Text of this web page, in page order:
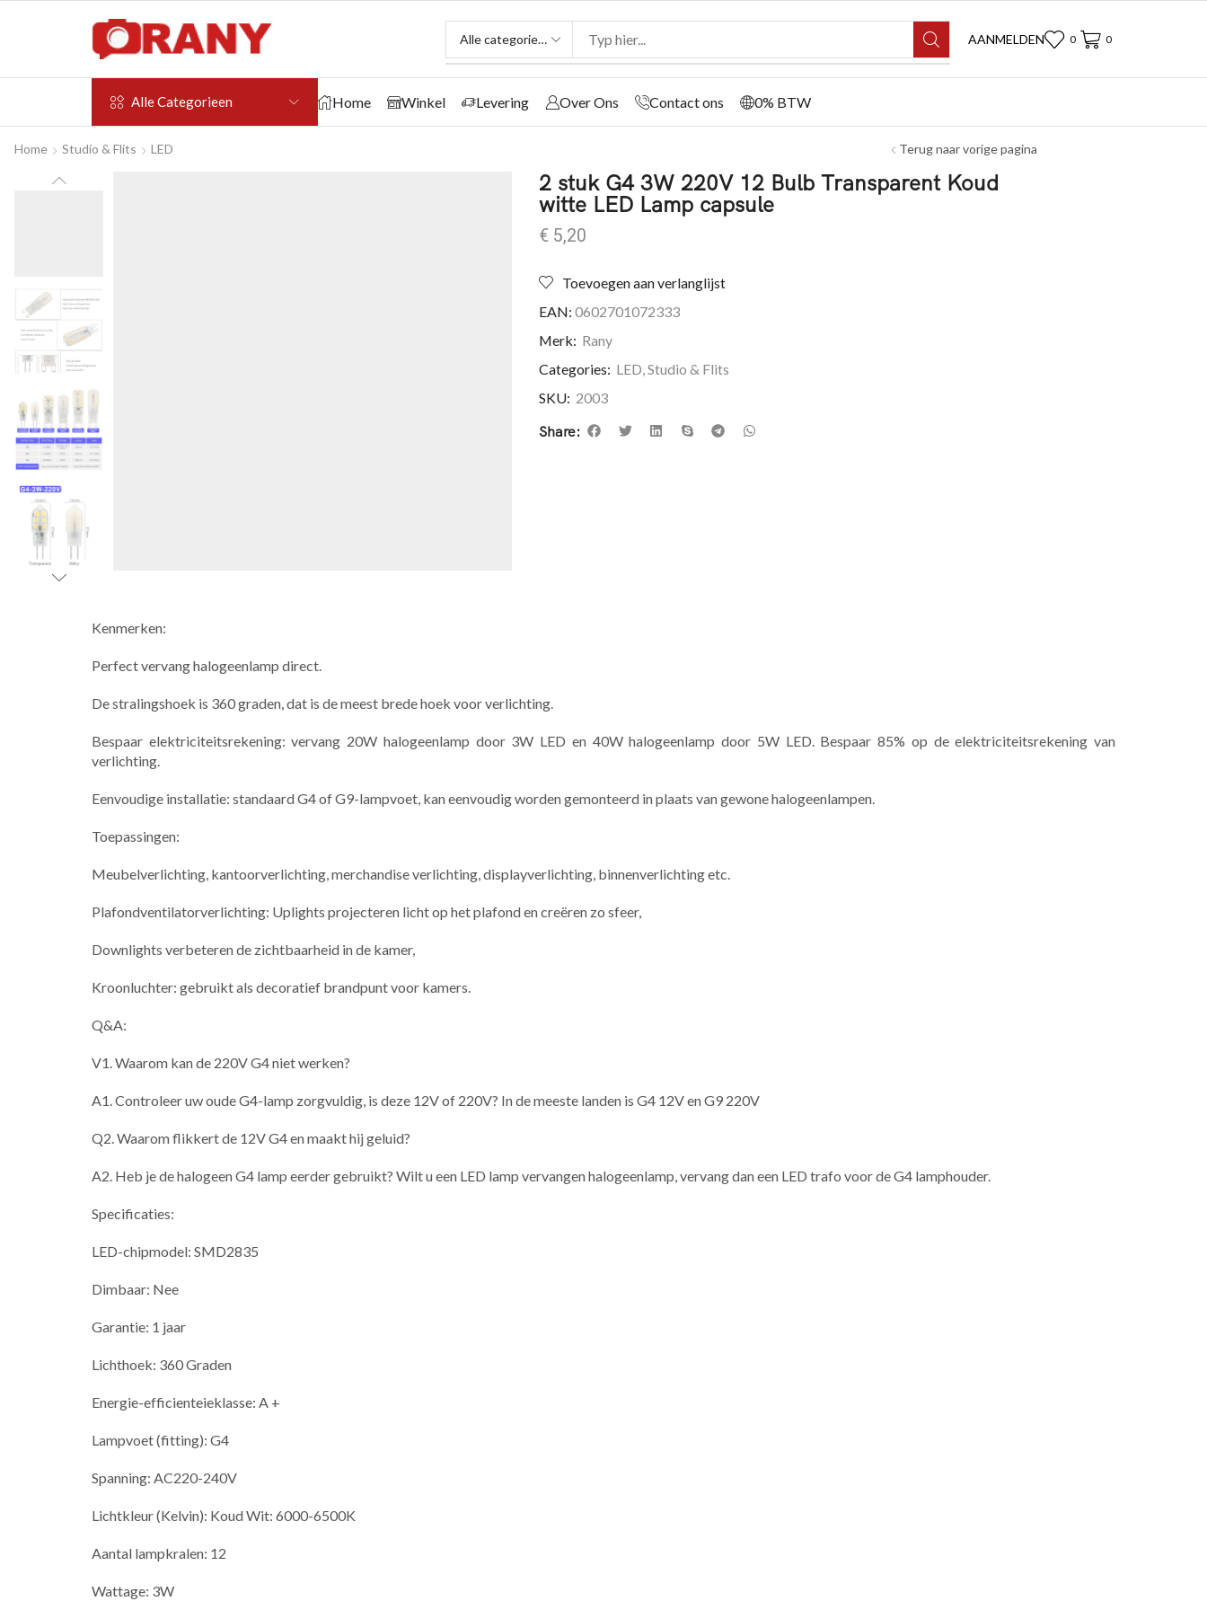
AANMELDEN 0 0
Alle Categorieen Home Winkel Levering Over Ons Contact ons 0% BTW
Home Studio & Flits LED Terug naar vorige pagina
2 stuk G4 3W 220V 12 Bulb Transparent Koud
witte LED Lamp ​capsule
€ 5,20
Toevoegen aan verlanglijst
EAN: 0602701072333
Merk: Rany
Categories: LED,Studio & Flits
SKU: 2003
Share:
Kenmerken:
Perfect vervang halogeenlamp direct.
De stralingshoek is 360 graden, dat is de meest brede hoek voor verlichting.
Bespaar elektriciteitsrekening: vervang 20W halogeenlamp door 3W LED en 40W halogeenlamp door 5W LED. Bespaar 85% op de elektriciteitsrekening van
verlichting.
Eenvoudige installatie: standaard G4 of G9-lampvoet, kan eenvoudig worden gemonteerd in plaats van gewone halogeenlampen.
Toepassingen:
Meubelverlichting, kantoorverlichting, merchandise verlichting, displayverlichting, binnenverlichting etc.
Plafondventilatorverlichting: Uplights projecteren licht op het plafond en creëren zo sfeer,
Downlights verbeteren de zichtbaarheid in de kamer,
Kroonluchter: gebruikt als decoratief brandpunt voor kamers.
Q&A:
V1. Waarom kan de 220V G4 niet werken?
A1. Controleer uw oude G4-lamp zorgvuldig, is deze 12V of 220V? In de meeste landen is G4 12V en G9 220V
Q2. Waarom flikkert de 12V G4 en maakt hij geluid?
A2. Heb je de halogeen G4 lamp eerder gebruikt? Wilt u een LED lamp vervangen halogeenlamp, vervang dan een LED trafo voor de G4 lamphouder.
Specificaties:
LED-chipmodel: SMD2835
Dimbaar: Nee
Garantie: 1 jaar
Lichthoek: 360 Graden
Energie-efficienteieklasse: A +
Lampvoet (fitting): G4
Spanning: AC220-240V
Lichtkleur (Kelvin): Koud Wit: 6000-6500K
Aantal lampkralen: 12
Wattage: 3W